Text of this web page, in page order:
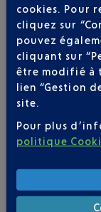
MARRAKECH
cookies. Pour
cliquez sur
pouvez
cliquant sur
être modifié à
lien “Gestion
site.
Pour plus
politique